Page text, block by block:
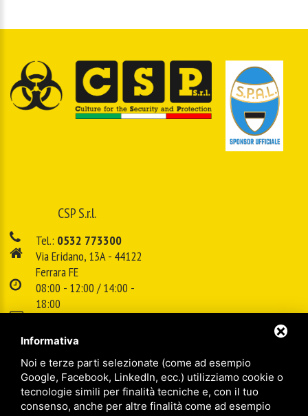
CSP S.r.l.
Tel.: 0532 773300
Via Eridano, 13A - 44122
Ferrara FE
08:00 - 12:00 / 14:00 -
18:00
info@cspsrl.biz
Sitemap / Privacy policy/Legal
Informativa
Noi e terze parti selezionate (come ad esempio
Google, Facebook, LinkedIn, ecc.) utilizziamo cookie o
tecnologie simili per finalità tecniche e, con il tuo
consenso, anche per altre finalità come ad esempio